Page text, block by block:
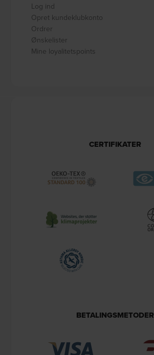
Log ind
Opret kundeklubkonto
Ordrer
Ønskelister
Mine loyalitetspoints
CERTIFIKATER
BETALINGSMETODER